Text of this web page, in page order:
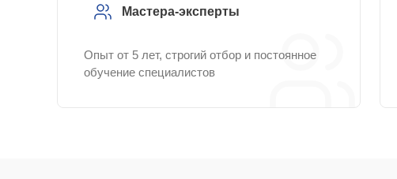
Мастера-эксперты
Опыт от 5 лет, строгий отбор и постоянное
обучение специалистов